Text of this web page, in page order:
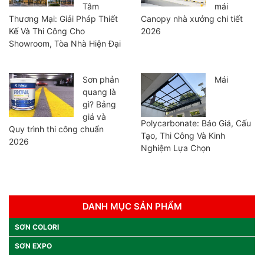
Tâm
Thương Mại: Giải Pháp Thiết
Kế Và Thi Công Cho
Showroom, Tòa Nhà Hiện Đại
mái
Canopy nhà xưởng chi tiết
2026
Sơn phản
quang là
gì? Bảng
giá và
Quy trình thi công chuẩn
2026
Mái
Polycarbonate: Báo Giá, Cấu
Tạo, Thi Công Và Kinh
Nghiệm Lựa Chọn
DANH MỤC SẢN PHẨM
SƠN COLORI
SƠN EXPO